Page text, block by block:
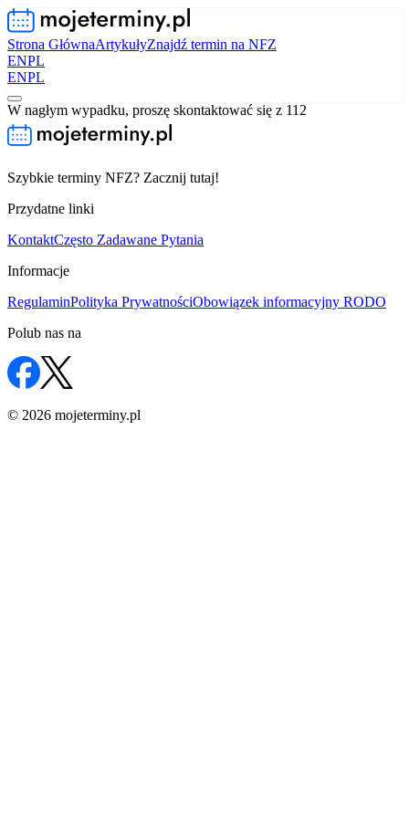
Strona GłównaArtykułyZnajdź termin na NFZ
ENPL
ENPL
W nagłym wypadku, proszę skontaktować się z 112
Szybkie terminy NFZ? Zacznij tutaj!
Przydatne linki
KontaktCzęsto Zadawane Pytania
Informacje
RegulaminPolityka PrywatnościObowiązek informacyjny RODO
Polub nas na
© 2026 mojeterminy.pl